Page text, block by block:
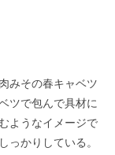
みその春キャベツ
ツで包んで具材に
ようなイメージで
っかりしている。